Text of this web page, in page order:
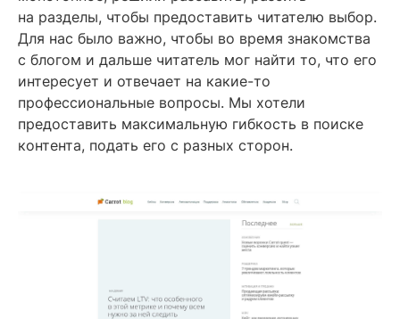
на разделы, чтобы предоставить читателю выбор.
Для нас было важно, чтобы во время знакомства
с блогом и дальше читатель мог найти то, что его
интересует и отвечает на какие-то
профессиональные вопросы. Мы хотели
предоставить максимальную гибкость в поиске
контента, подать его с разных сторон.